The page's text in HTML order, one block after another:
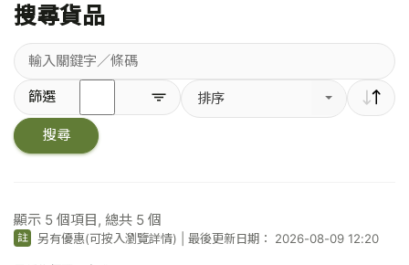
搜尋貨品
輸
入
關
鍵
字
篩選 排序
搜尋
顯示 5 個項目, 總共 5 個
註 另有優惠(可按入瀏覽詳情) |最後更新日期： 2026-08-09 12:20